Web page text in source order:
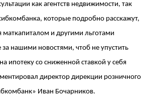
как агентств недвижимости, так
которые подробно расскажут,
маткапиталом и другими льготами
за нашими новостями, чтоб не упустить
ипотеку со сниженной ставкой у себя
директор дирекции розничного
Иван Бочарников.